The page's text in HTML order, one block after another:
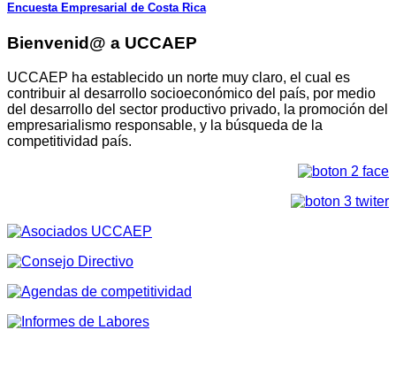
Encuesta Empresarial de Costa Rica
Bienvenid@ a UCCAEP
UCCAEP ha establecido un norte muy claro, el cual es
contribuir al desarrollo socioeconómico del país, por medio
del desarrollo del sector productivo privado, la promoción del
empresarialismo responsable, y la búsqueda de la
competitividad país.